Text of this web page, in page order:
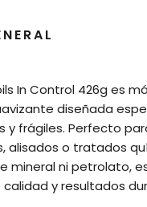
In Control 426g es
diseñada
y frágiles. Perfecto
alisados o tratados
mineral ni petrolato,
y resultados